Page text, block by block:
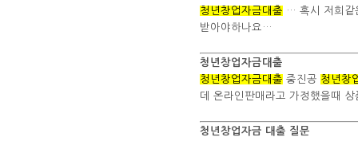
청년창업자금대출 … 혹시 저희같
받아야하나요…
청년창업자금대출
청년창업자금대출 중진공 청년창
데 온라인판매라고 가정했을때
청년창업자금 대출 질문